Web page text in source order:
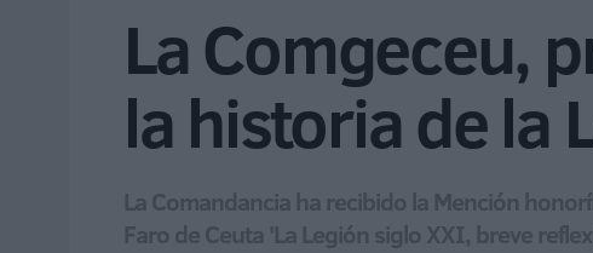
La Comgeceu,
la historia de la
La Comandancia ha recibido la Mención
Faro de Ceuta 'La Legión siglo XXI, breve